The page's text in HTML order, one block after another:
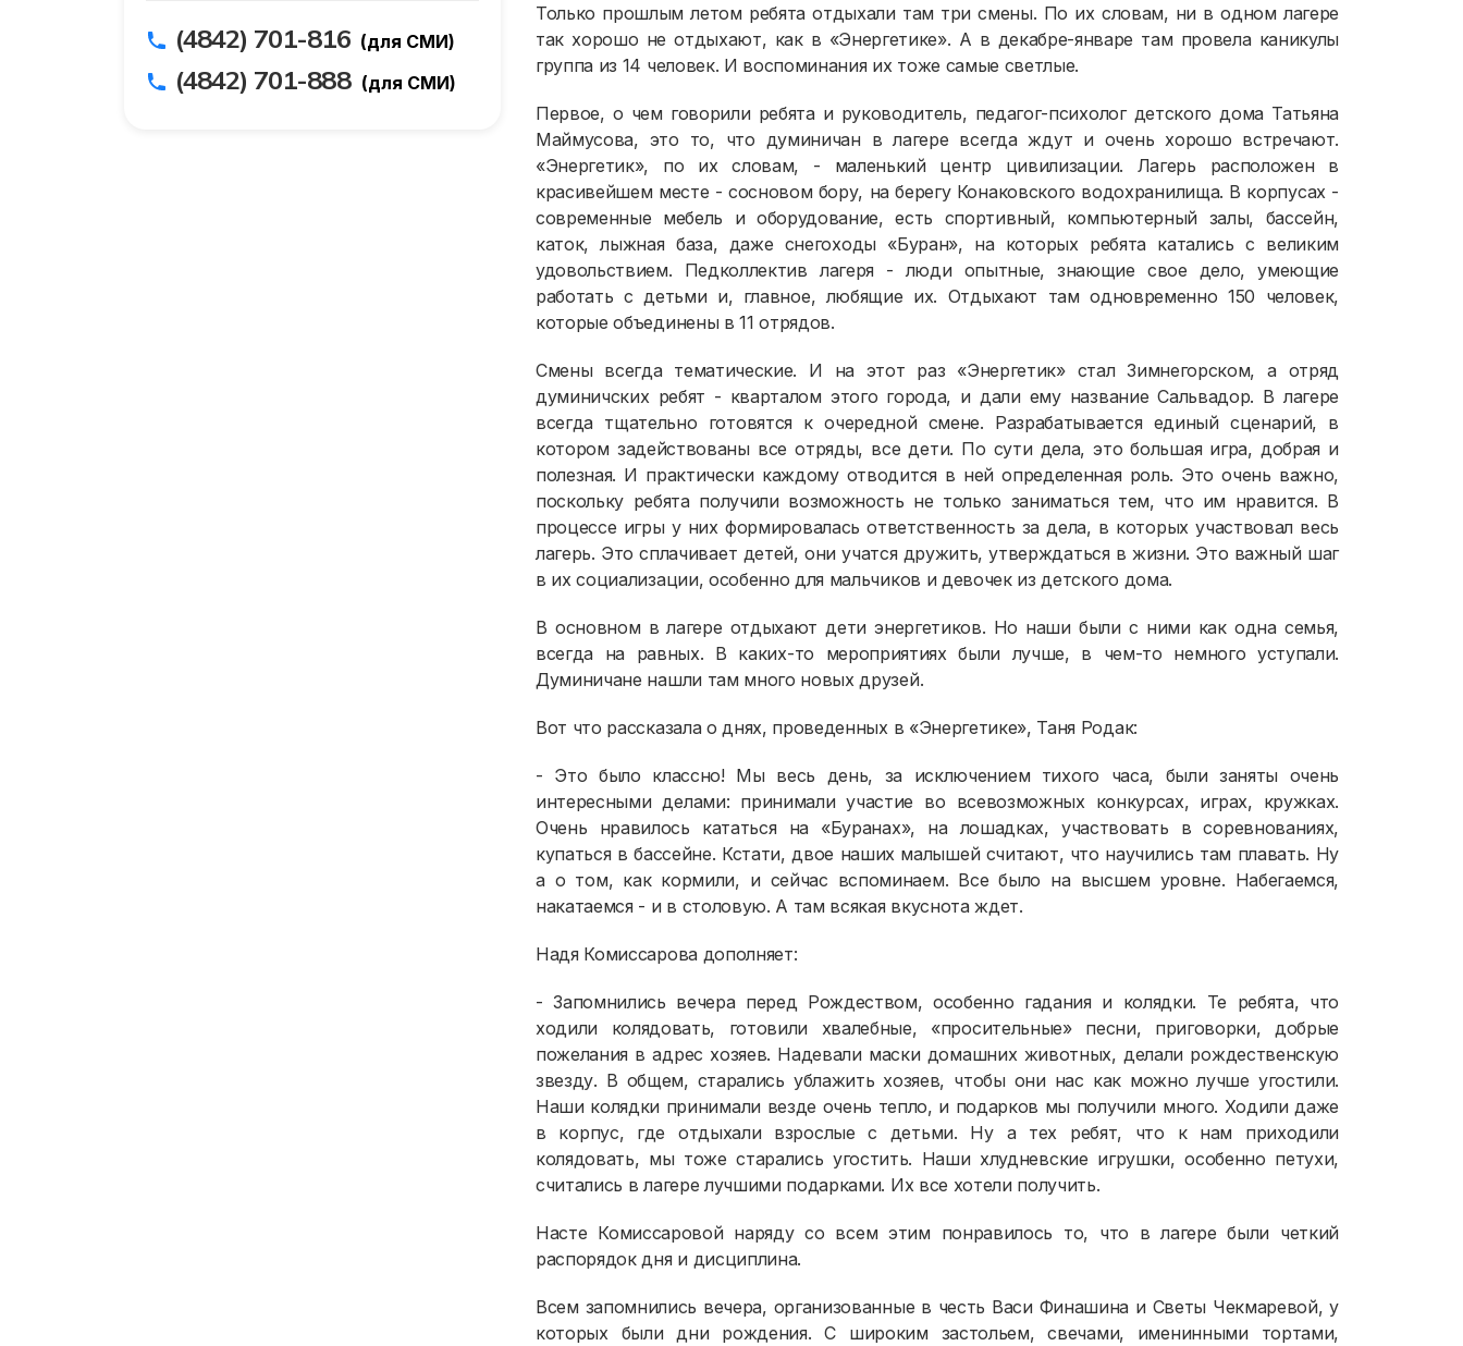
(4842) 701-816 (для СМИ)
(4842) 701-888 (для СМИ)
Только прошлым летом ребята отдыхали там три смены. По их словам, ни в одном лагере
так хорошо не отдыхают, как в «Энергетике». А в декабре-январе там провела каникулы
группа из 14 человек. И воспоминания их тоже самые светлые.
Первое, о чем говорили ребята и руководитель, педагог-психолог детского дома Татьяна
Маймусова, это то, что думиничан в лагере всегда ждут и очень хорошо встречают.
«Энергетик», по их словам, - маленький центр цивилизации. Лагерь расположен в
красивейшем месте - сосновом бору, на берегу Конаковского водохранилища. В корпусах -
современные мебель и оборудование, есть спортивный, компьютерный залы, бассейн,
каток, лыжная база, даже снегоходы «Буран», на которых ребята катались с великим
удовольствием. Педколлектив лагеря - люди опытные, знающие свое дело, умеющие
работать с детьми и, главное, любящие их. Отдыхают там одновременно 150 человек,
которые объединены в 11 отрядов.
Смены всегда тематические. И на этот раз «Энергетик» стал Зимнегорском, а отряд
думиничских ребят - кварталом этого города, и дали ему название Сальвадор. В лагере
всегда тщательно готовятся к очередной смене. Разрабатывается единый сценарий, в
котором задействованы все отряды, все дети. По сути дела, это большая игра, добрая и
полезная. И практически каждому отводится в ней определенная роль. Это очень важно,
поскольку ребята получили возможность не только заниматься тем, что им нравится. В
процессе игры у них формировалась ответственность за дела, в которых участвовал весь
лагерь. Это сплачивает детей, они учатся дружить, утверждаться в жизни. Это важный шаг
в их социализации, особенно для мальчиков и девочек из детского дома.
В основном в лагере отдыхают дети энергетиков. Но наши были с ними как одна семья,
всегда на равных. В каких-то мероприятиях были лучше, в чем-то немного уступали.
Думиничане нашли там много новых друзей.
Вот что рассказала о днях, проведенных в «Энергетике», Таня Родак:
- Это было классно! Мы весь день, за исключением тихого часа, были заняты очень
интересными делами: принимали участие во всевозможных конкурсах, играх, кружках.
Очень нравилось кататься на «Буранах», на лошадках, участвовать в соревнованиях,
купаться в бассейне. Кстати, двое наших малышей считают, что научились там плавать. Ну
а о том, как кормили, и сейчас вспоминаем. Все было на высшем уровне. Набегаемся,
накатаемся - и в столовую. А там всякая вкуснота ждет.
Надя Комиссарова дополняет:
- Запомнились вечера перед Рождеством, особенно гадания и колядки. Те ребята, что
ходили колядовать, готовили хвалебные, «просительные» песни, приговорки, добрые
пожелания в адрес хозяев. Надевали маски домашних животных, делали рождественскую
звезду. В общем, старались ублажить хозяев, чтобы они нас как можно лучше угостили.
Наши колядки принимали везде очень тепло, и подарков мы получили много. Ходили даже
в корпус, где отдыхали взрослые с детьми. Ну а тех ребят, что к нам приходили
колядовать, мы тоже старались угостить. Наши хлудневские игрушки, особенно петухи,
считались в лагере лучшими подарками. Их все хотели получить.
Насте Комиссаровой наряду со всем этим понравилось то, что в лагере были четкий
распорядок дня и дисциплина.
Всем запомнились вечера, организованные в честь Васи Финашина и Светы Чекмаревой, у
которых были дни рождения. С широким застольем, свечами, именинными тортами,